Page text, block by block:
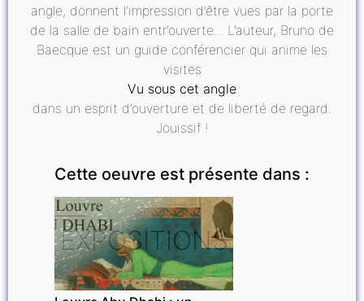
angle, donnent l’impression d’être vues par la porte
de la salle de bain entr’ouverte... L’auteur, Bruno de
Baecque est un guide conférencier qui anime les
visites
Vu sous cet angle
dans un esprit d’ouverture et de liberté de regard.
Jouissif !
Cette oeuvre est présente dans :
EXPOSITIONS